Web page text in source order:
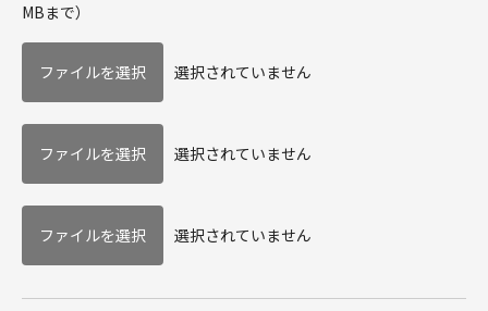
MBまで）
選択されていません
選択されていません
選択されていません